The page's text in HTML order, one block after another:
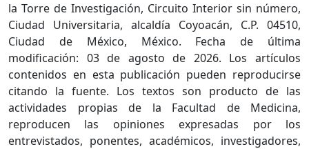
la Torre de Investigación, Circuito Interior sin número,
Ciudad Universitaria, alcaldía Coyoacán, C.P. 04510,
Ciudad de México, México. Fecha de última
modificación: 03 de agosto de 2026. Los artículos
contenidos en esta publicación pueden reproducirse
citando la fuente. Los textos son producto de las
actividades propias de la Facultad de Medicina,
reproducen las opiniones expresadas por los
entrevistados, ponentes, académicos, investigadores,